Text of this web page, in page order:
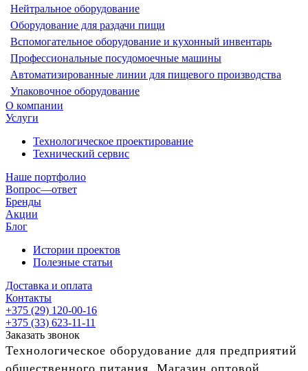
Нейтральное оборудование
Оборудование для раздачи пищи
Вспомогательное оборудование и кухонный инвентарь
Профессиональные посудомоечные машины
Автоматизированные линии для пищевого производства
Упаковочное оборудование
О компании
Услуги
Технологическое проектирование
Технический сервис
Наше портфолио
Вопрос—ответ
Бренды
Акции
Блог
Истории проектов
Полезные статьи
Доставка и оплата
Контакты
+375 (29) 120-00-16
+375 (33) 623-11-11
Заказать звонок
Технологическое оборудование для предприятий
общественного питания. Магазин оптовой